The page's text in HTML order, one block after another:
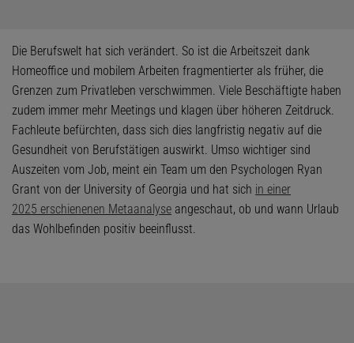
Die Berufswelt hat sich verändert. So ist die Arbeitszeit dank
Homeoffice und mobilem Arbeiten fragmentierter als früher, die
Grenzen zum Privatleben verschwimmen. Viele Beschäftigte haben
zudem immer mehr Meetings und klagen über höheren Zeitdruck.
Fachleute befürchten, dass sich dies langfristig negativ auf die
Gesundheit von Berufstätigen auswirkt. Umso wichtiger sind
Auszeiten vom Job, meint ein Team um den Psychologen Ryan
Grant von der University of Georgia und hat sich in einer
2025 erschienenen Metaanalyse angeschaut, ob und wann Urlaub
das Wohlbefinden positiv beeinflusst.